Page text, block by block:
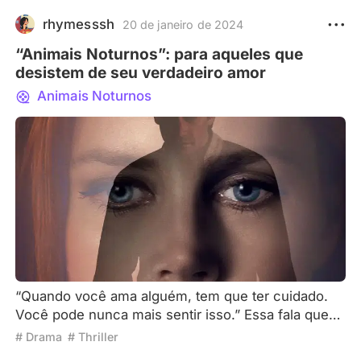
em sua vida, então aguardei seu retorno. "A Baleia"
(The Whale) é um filme
rhymesssh 20 de janeiro de 2024
“Animais Noturnos”: para aqueles que
desistem de seu verdadeiro amor
Animais Noturnos
“Quando você ama alguém, tem que ter cuidado.
Você pode nunca mais sentir isso.” Essa fala que
aparece no final do trailer é o cerne do filme.
# Drama # Thriller